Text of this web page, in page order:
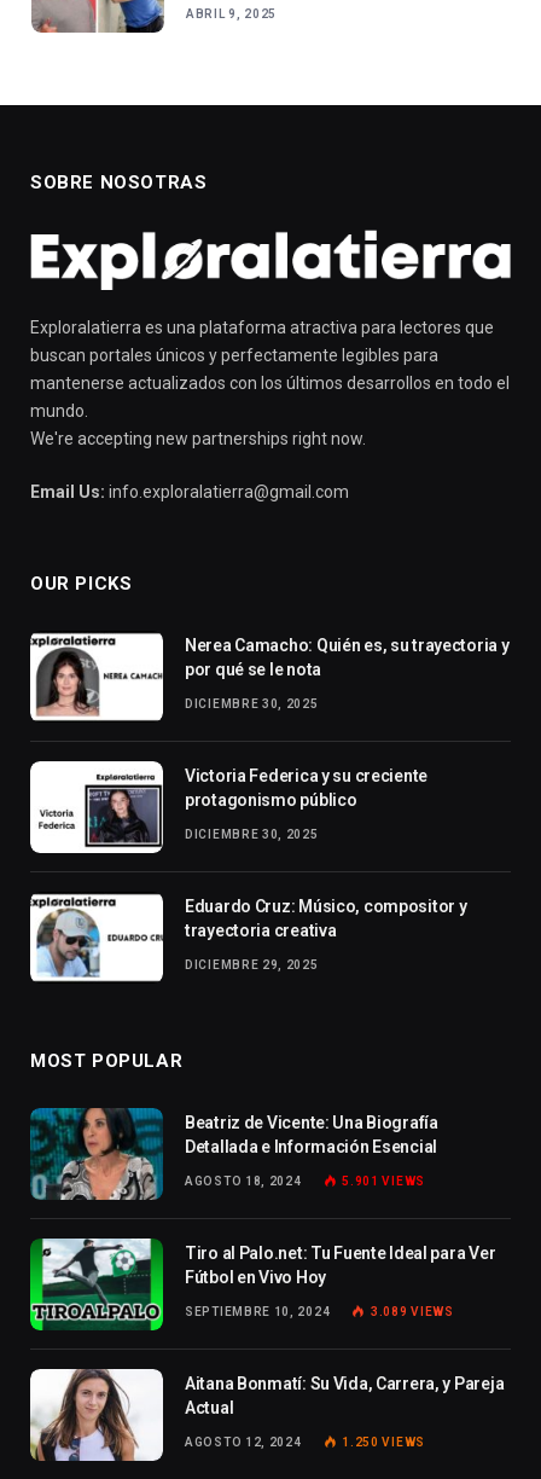
ABRIL 9, 2025
SOBRE NOSOTRAS
Exploralatierra es una plataforma atractiva para lectores que
buscan portales únicos y perfectamente legibles para
mantenerse actualizados con los últimos desarrollos en todo el
mundo.
We're accepting new partnerships right now.
Email Us: info.exploralatierra@gmail.com
OUR PICKS
Nerea Camacho: Quién es, su trayectoria y
por qué se le nota
DICIEMBRE 30, 2025
Victoria Federica y su creciente
protagonismo público
DICIEMBRE 30, 2025
Eduardo Cruz: Músico, compositor y
trayectoria creativa
DICIEMBRE 29, 2025
MOST POPULAR
Beatriz de Vicente: Una Biografía
Detallada e Información Esencial
AGOSTO 18, 2024 5.901VIEWS
Tiro al Palo.net: Tu Fuente Ideal para Ver
Fútbol en Vivo Hoy
SEPTIEMBRE 10, 2024 3.089VIEWS
Aitana Bonmatí: Su Vida, Carrera, y Pareja
Actual
AGOSTO 12, 2024 1.250VIEWS